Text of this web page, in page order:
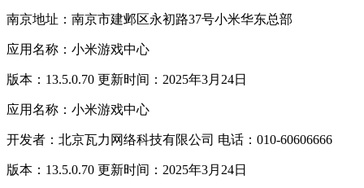
南京地址：南京市建邺区永初路37号小米华东总部
应用名称：小米游戏中心
版本：13.5.0.70 更新时间：2025年3月24日
应用名称：小米游戏中心
开发者：北京瓦力网络科技有限公司 电话：010-60606666
版本：13.5.0.70 更新时间：2025年3月24日